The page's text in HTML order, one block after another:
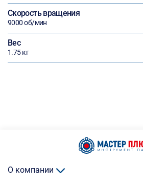
Скорость вращения
9000 об/мин
Вес
1.75 кг
О компании